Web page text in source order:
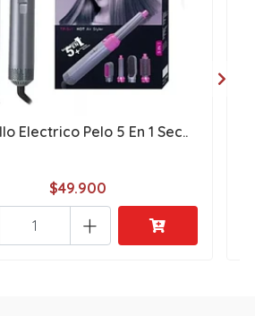
Electrico Pelo 5 En 1 Sec..
$49.900
+